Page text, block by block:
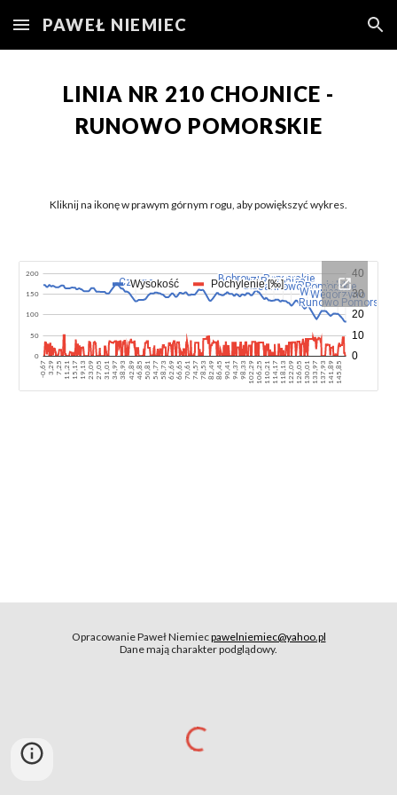
Skip to main content Skip to navigation
PAWEŁ NIEMIEC
LINIA NR 210 CHOJNICE -
RUNOWO POMORSKIE
Kliknij na ikonę w prawym górnym rogu, aby powiększyć wykres.
Opracowanie Paweł Niemiecpawelniemiec@yahoo.pl
Dane mają charakter podglądowy.